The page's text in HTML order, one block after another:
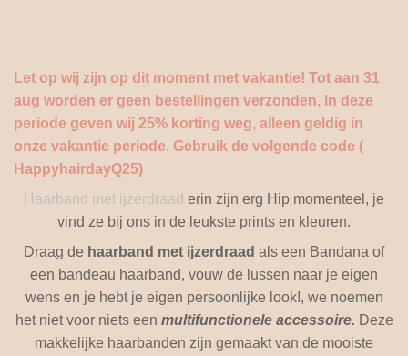
Let op wij zijn op dit moment met vakantie! Tot aan 31
aug worden er geen bestellingen verzonden, in deze
periode geven wij 25% korting weg, alleen geldig in
onze vakantie periode. Gebruik de volgende code (
HappyhairdayQ25)
Haarband met ijzerdraad erin zijn erg Hip momenteel, je
vind ze bij ons in de leukste prints en kleuren.
Draag de haarband met ijzerdraad als een Bandana of
een bandeau haarband, vouw de lussen naar je eigen
wens en je hebt je eigen persoonlijke look!, we noemen
het niet voor niets een multifunctionele accessoire. Deze
makkelijke haarbanden zijn gemaakt van de mooiste